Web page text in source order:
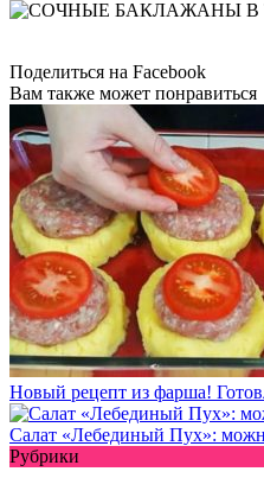
Поделиться на Facebook
Вам также может понравиться
Новый рецепт из фарша!
Салат «Лебединый Пух»:
Рубрики